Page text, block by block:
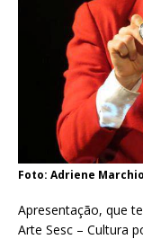
Foto: Adriene
Apresentação, que
Arte Sesc – Cultura